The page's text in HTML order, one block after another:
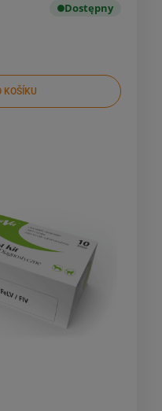
Dostępny
KOŠÍKU